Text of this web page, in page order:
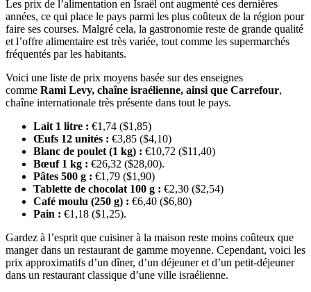
Les prix de l’alimentation en Israël ont augmenté ces dernières
années, ce qui place le pays parmi les plus coûteux de la région pour
faire ses courses. Malgré cela, la gastronomie reste de grande qualité
et l’offre alimentaire est très variée, tout comme les supermarchés
fréquentés par les habitants.
Voici une liste de prix moyens basée sur des enseignes
comme Rami Levy, chaîne israélienne, ainsi que Carrefour,
chaîne internationale très présente dans tout le pays.
Lait 1 litre : €1,74 ($1,85)
Œufs 12 unités : €3,85 ($4,10)
Blanc de poulet (1 kg) : €10,72 ($11,40)
Bœuf 1 kg : €26,32 ($28,00).
Pâtes 500 g : €1,79 ($1,90)
Tablette de chocolat 100 g : €2,30 ($2,54)
Café moulu (250 g) : €6,40 ($6,80)
Pain : €1,18 ($1,25).
Gardez à l’esprit que cuisiner à la maison reste moins coûteux que
manger dans un restaurant de gamme moyenne. Cependant, voici les
prix approximatifs d’un dîner, d’un déjeuner et d’un petit-déjeuner
dans un restaurant classique d’une ville israélienne.